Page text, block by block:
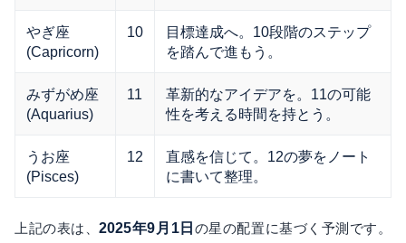
やぎ座
(Capricorn)
10
目標達成へ。10段階のステップ
を踏んで進もう。
みずがめ座
(Aquarius)
11
革新的なアイデアを。11の可能
性を考える時間を持とう。
うお座
(Pisces)
12
直感を信じて。12の夢をノート
に書いて整理。
上記の表は、2025年9月1日 の星の配置に基づく予測です。